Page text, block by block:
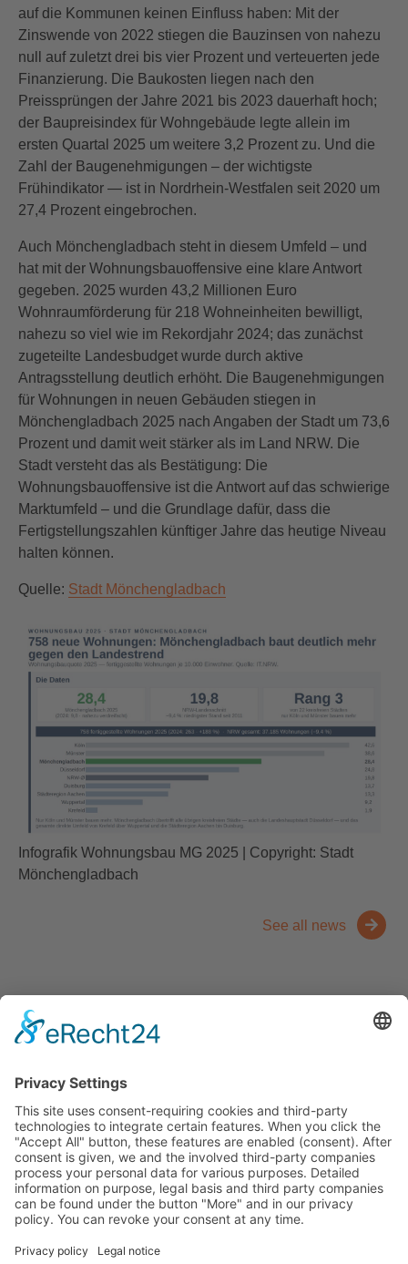
auf die Kommunen keinen Einfluss haben: Mit der
Zinswende von 2022 stiegen die Bauzinsen von nahezu
null auf zuletzt drei bis vier Prozent und verteuerten jede
Finanzierung. Die Baukosten liegen nach den
Preissprüngen der Jahre 2021 bis 2023 dauerhaft hoch;
der Baupreisindex für Wohngebäude legte allein im
ersten Quartal 2025 um weitere 3,2 Prozent zu. Und die
Zahl der Baugenehmigungen – der wichtigste
Frühindikator — ist in Nordrhein-Westfalen seit 2020 um
27,4 Prozent eingebrochen.
Auch Mönchengladbach steht in diesem Umfeld – und
hat mit der Wohnungsbauoffensive eine klare Antwort
gegeben. 2025 wurden 43,2 Millionen Euro
Wohnraumförderung für 218 Wohneinheiten bewilligt,
nahezu so viel wie im Rekordjahr 2024; das zunächst
zugeteilte Landesbudget wurde durch aktive
Antragsstellung deutlich erhöht. Die Baugenehmigungen
für Wohnungen in neuen Gebäuden stiegen in
Mönchengladbach 2025 nach Angaben der Stadt um 73,6
Prozent und damit weit stärker als im Land NRW. Die
Stadt versteht das als Bestätigung: Die
Wohnungsbauoffensive ist die Antwort auf das schwierige
Marktumfeld – und die Grundlage dafür, dass die
Fertigstellungszahlen künftiger Jahre das heutige Niveau
halten können.
Quelle: Stadt Mönchengladbach
Infografik Wohnungsbau MG 2025 | Copyright: Stadt
Mönchengladbach
See all news
Contact Trade fairs Facts and figures Downloads
Think About us